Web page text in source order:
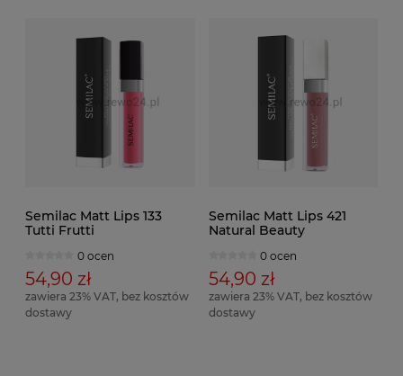
Semilac Matt Lips 133
Tutti Frutti
0 ocen
54,90 zł
zawiera 23% VAT, bez kosztów
dostawy
Semilac Matt Lips 421
Natural Beauty
0 ocen
54,90 zł
zawiera 23% VAT, bez kosztów
dostawy